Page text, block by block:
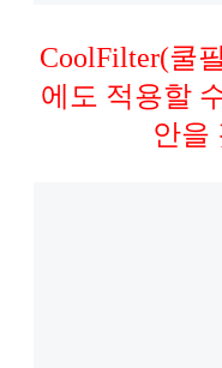
CoolFilter(쿨
에도 적용할
안을